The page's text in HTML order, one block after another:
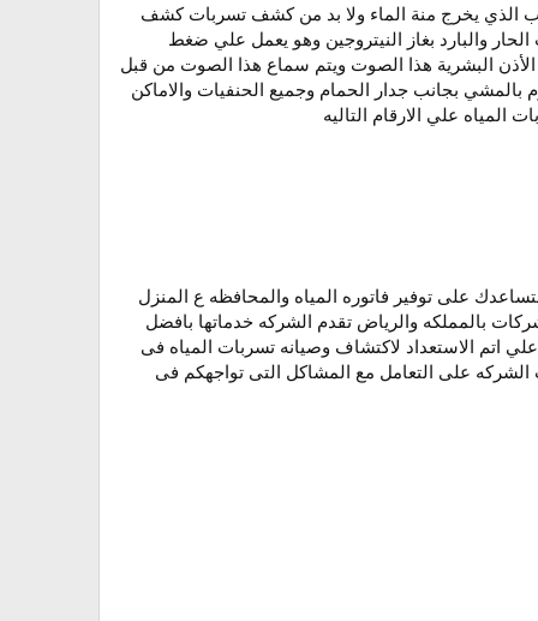
الذي يخرج منة الماء ولا بد من كشف تسربات كشف
والبارد بغاز النيتروجين وهو يعمل علي ضغط
الأذن البشرية هذا الصوت ويتم سماع هذا الصوت من قبل
بجانب جدار الحمام وجميع الحنفيات والاماكن
علي الارقام التاليه
لتساعدك على توفير فاتوره المياه والمحافظه ع المنزل
بالمملكه والرياض تقدم الشركه خدماتها بافضل
اتم الاستعداد لاكتشاف وصيانه تسربات المياه فى
الشركه على التعامل مع المشاكل التى تواجهكم فى